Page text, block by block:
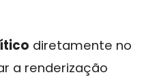
diretamente no
a renderização